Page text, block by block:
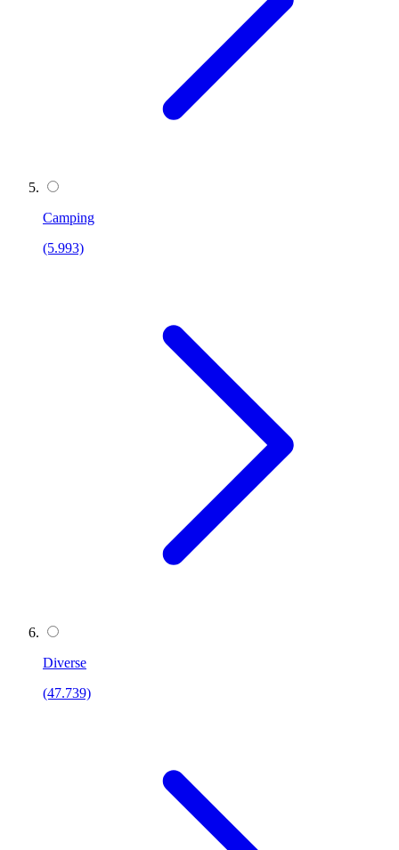
Camping
(5.993)
Diverse
(47.739)